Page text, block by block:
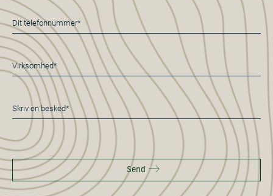
*
Telefon
*
Virksomhed
*
Besked
*
Send